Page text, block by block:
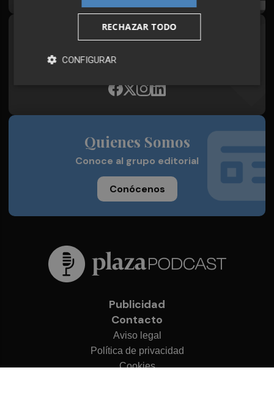
Síguenos en redes
Plaza Podcast, desde cualquier medio
Quienes Somos
Conoce al grupo editorial
Conócenos
Publicidad
Contacto
Aviso legal
Política de privacidad
Cookies
RECHAZAR TODO
CONFIGURAR